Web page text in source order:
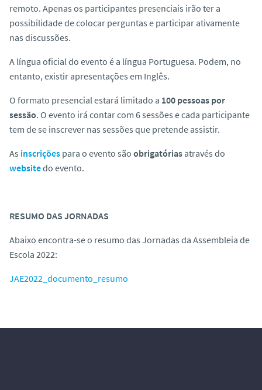
remoto. Apenas os participantes presenciais irão ter a
possibilidade de colocar perguntas e participar ativamente
nas discussões.
A língua oficial do evento é a língua Portuguesa. Podem, no
entanto, existir apresentações em Inglês.
O formato presencial estará limitado a 100 pessoas por
sessão. O evento irá contar com 6 sessões e cada participante
tem de se inscrever nas sessões que pretende assistir.
As inscrições para o evento são obrigatórias através do
websitedo evento.
RESUMO DAS JORNADAS
Abaixo encontra-se o resumo das Jornadas da Assembleia de
Escola 2022:
JAE2022_documento_resumo